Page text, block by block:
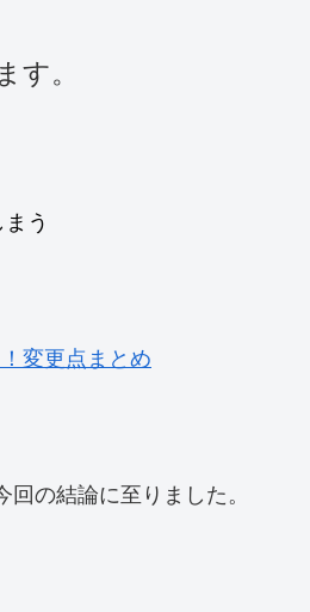
。
う
変更点まとめ
の結論に至りました。